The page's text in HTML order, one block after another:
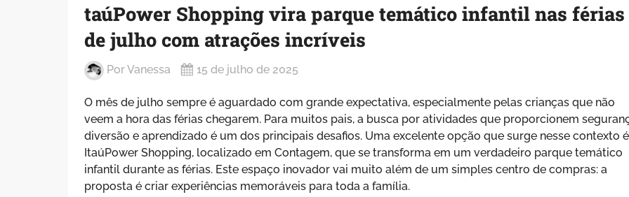
taúPower Shopping vira parque temático infantil nas férias
de julho com atrações incríveis
PorVanessa 15 de julho de 2025
O mês de julho sempre é aguardado com grande expectativa, especialmente pelas crianças que não
veem a hora das férias chegarem. Para muitos pais, a busca por atividades que proporcionem
diversão e aprendizado é um dos principais desafios. Uma excelente opção que surge nesse contexto
ItaúPower Shopping, localizado em Contagem, que se transforma em um verdadeiro parque temático
infantil durante as férias. Este espaço inovador vai muito além de um simples centro de compras: a
proposta é criar experiências memoráveis para toda a família.